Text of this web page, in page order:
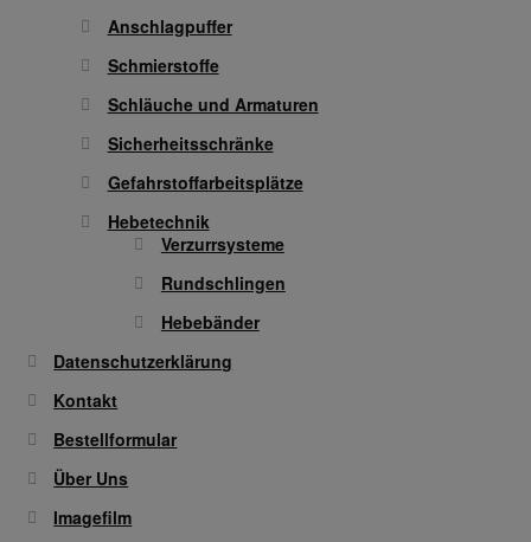
Anschlagpuffer
Schmierstoffe
Schläuche und Armaturen
Sicherheitsschränke
Gefahrstoffarbeitsplätze
Hebetechnik
Verzurrsysteme
Rundschlingen
Hebebänder
Datenschutzerklärung
Kontakt
Bestellformular
Über Uns
Imagefilm